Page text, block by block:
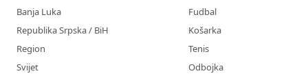
Banja Luka
Republika Srpska / BiH
Region
Svijet
Fudbal
Košarka
Tenis
Odbojka